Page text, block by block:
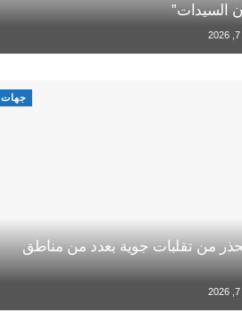
السيدات”
جهات
من تقلبات جوية بعدد من مناطق